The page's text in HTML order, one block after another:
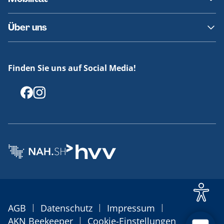
Fundsachen
Häufige Fragen
Barrierefreies Reisen
Erklärung Barrierefreiheit
Über uns
Offenlegungen
Finden Sie uns auf Social Media!
AGB | Datenschutz | Impressum |
AKN Beekeeper | Cookie-Einstellungen